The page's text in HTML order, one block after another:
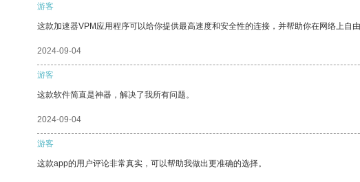
游客
这款加速器VPM应用程序可以给你提供最高速度和安全性的连接，并帮助你在网络上自由
2024-09-04
游客
这款软件简直是神器，解决了我所有问题。
2024-09-04
游客
这款app的用户评论非常真实，可以帮助我做出更准确的选择。